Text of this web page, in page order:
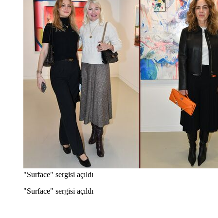
"Surface" sergisi açıldı
"Surface" sergisi açıldı